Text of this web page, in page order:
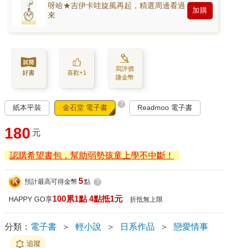
呀哈★吉伊卡哇旋風再起，精選周邊看過
來
加購
好書 喜歡+1
寫評價
賺金幣
紙本平裝 金石堂 電子書 ? Readmoo 電子書
180 元
認購希望書包，幫助弱勢孩童上學不中斷！
預計最高可得金幣 5點 ?
HAPPY GO享100累1點 4點抵1元 折抵無上限
分類： 電子書 ＞ 輕小說 ＞ 日系作品 ＞ 戀愛情事
追蹤